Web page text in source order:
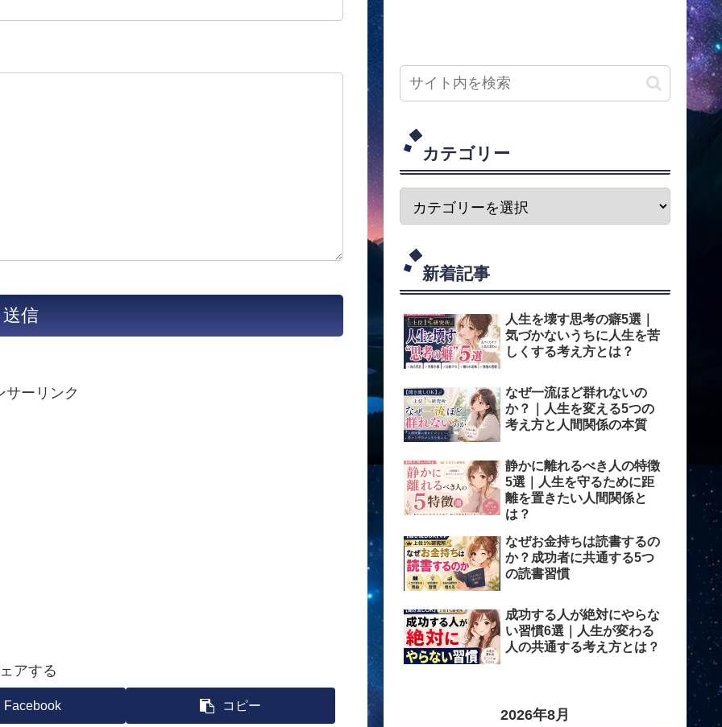
サーリンク
アする
Facebook コピー
カテゴリー
新着記事
人生を壊す思考の癖5選｜
気づかないうちに人生を苦
しくする考え方とは？
なぜ一流ほど群れないの
か？｜人生を変える5つの
考え方と人間関係の本質
静かに離れるべき人の特徴
5選｜人生を守るために距
離を置きたい人間関係と
は？
なぜお金持ちは読書するの
か？成功者に共通する5つ
の読書習慣
成功する人が絶対にやらな
い習慣6選｜人生が変わる
人の共通する考え方とは？
2026年8月